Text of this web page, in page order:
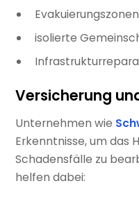
isolierte
Versicherung
Unternehmen wie
Erkenntnisse, um das
Schadensfälle zu
helfen dabei: